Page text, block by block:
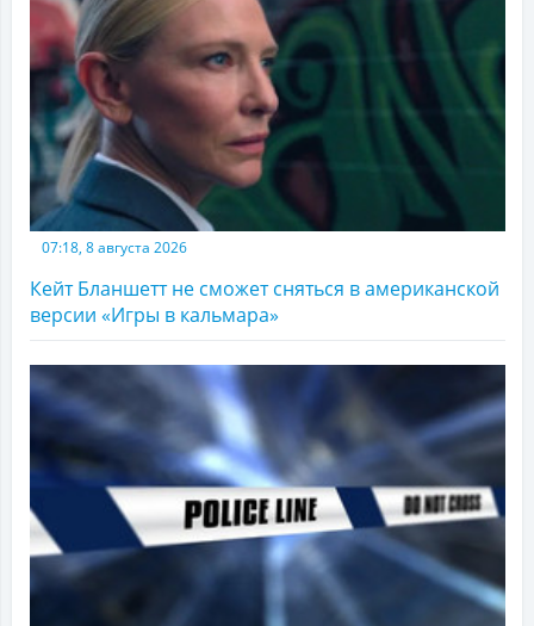
07:18, 8 августа 2026
Кейт Бланшетт не сможет сняться в американской
версии «Игры в кальмара»